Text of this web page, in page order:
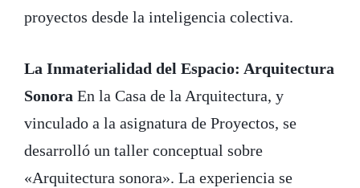
proyectos desde la inteligencia colectiva.
La Inmaterialidad del Espacio: Arquitectura
Sonora En la Casa de la Arquitectura, y
vinculado a la asignatura de Proyectos, se
desarrolló un taller conceptual sobre
«Arquitectura sonora». La experiencia se